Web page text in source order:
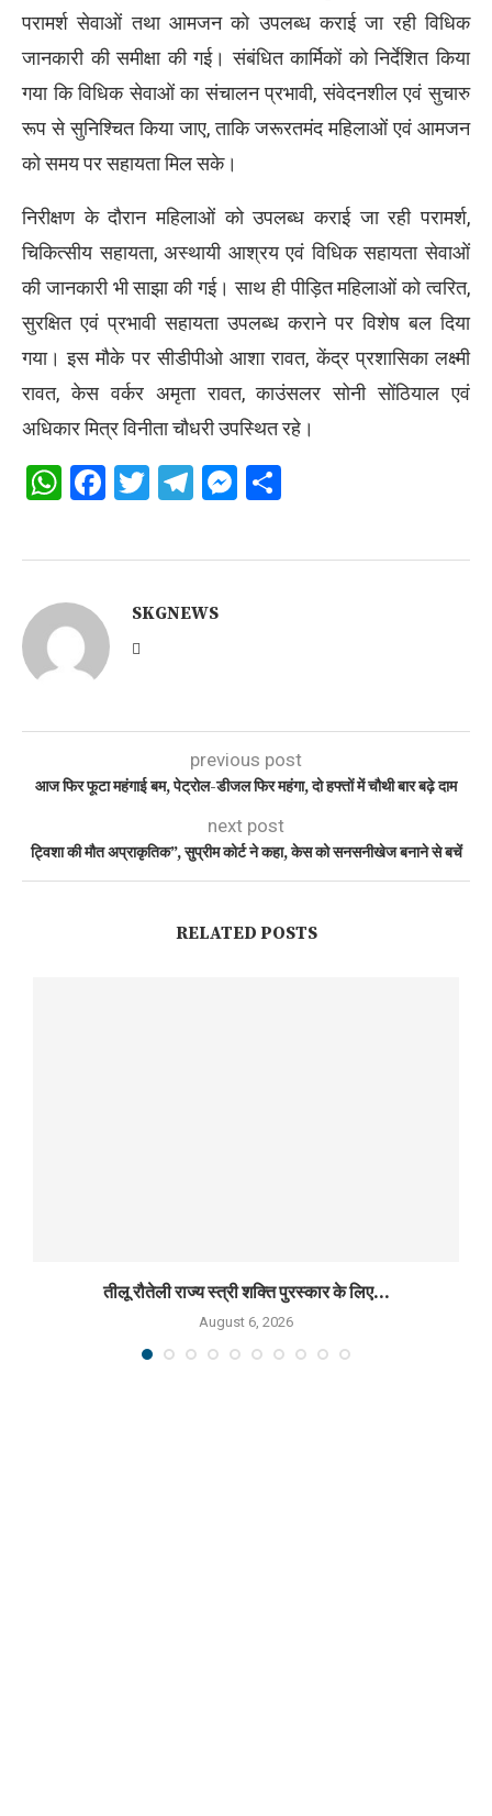
परामर्श सेवाओं तथा आमजन को उपलब्ध कराई जा रही विधिक
जानकारी की समीक्षा की गई। संबंधित कार्मिकों को निर्देशित किया
गया कि विधिक सेवाओं का संचालन प्रभावी, संवेदनशील एवं सुचारु
रूप से सुनिश्चित किया जाए, ताकि जरूरतमंद महिलाओं एवं आमजन
को समय पर सहायता मिल सके।
निरीक्षण के दौरान महिलाओं को उपलब्ध कराई जा रही परामर्श,
चिकित्सीय सहायता, अस्थायी आश्रय एवं विधिक सहायता सेवाओं
की जानकारी भी साझा की गई। साथ ही पीड़ित महिलाओं को त्वरित,
सुरक्षित एवं प्रभावी सहायता उपलब्ध कराने पर विशेष बल दिया
गया। इस मौके पर सीडीपीओ आशा रावत, केंद्र प्रशासिका लक्ष्मी
रावत, केस वर्कर अमृता रावत, काउंसलर सोनी सोंठियाल एवं
अधिकार मित्र विनीता चौधरी उपस्थित रहे।
WhatsApp
Facebook
Twitter
Telegram
Messenger
SKGNEWS
previous post
आज फिर फूटा महंगाई बम, पेट्रोल-डीजल फिर महंगा, दो हफ्तों में चौथी बार बढ़े दाम
next post
ट्विशा की मौत अप्राकृतिक”, सुप्रीम कोर्ट ने कहा, केस को सनसनीखेज बनाने से बचें
RELATED POSTS
तीलू रौतेली राज्य स्त्री शक्ति पुरस्कार के लिए...
August 6, 2026